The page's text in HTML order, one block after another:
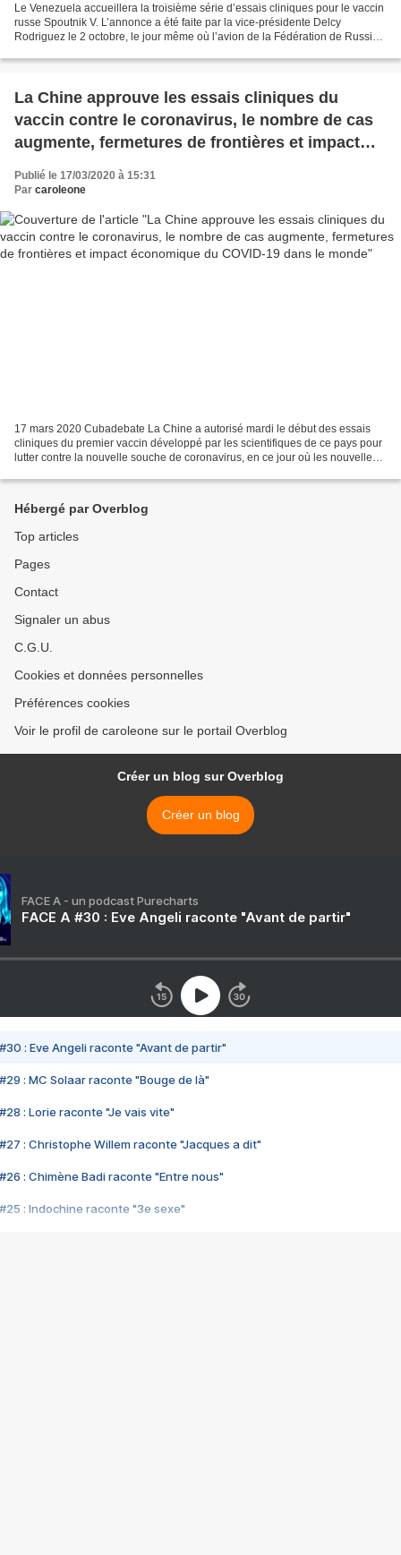
Le Venezuela accueillera la troisième série d’essais cliniques pour le vaccin
russe Spoutnik V. L’annonce a été faite par la vice-présidente Delcy
Rodriguez le 2 octobre, le jour même où l’avion de la Fédération de Russie
La Chine approuve les essais cliniques du
vaccin contre le coronavirus, le nombre de cas
augmente, fermetures de frontières et impact
Publié le 17/03/2020 à 15:31
Par caroleone
17 mars 2020 Cubadebate La Chine a autorisé mardi le début des essais
cliniques du premier vaccin développé par les scientifiques de ce pays pour
lutter contre la nouvelle souche de coronavirus, en ce jour où les nouvelles
Hébergé par Overblog
Top articles
Pages
Contact
Signaler un abus
C.G.U.
Cookies et données personnelles
Préférences cookies
Voir le profil de caroleone sur le portail Overblog
Créer un blog sur Overblog
Créer un blog
FACE A - un podcast Purecharts
FACE A #30 : Eve Angeli raconte "Avant de partir"
#30 : Eve Angeli raconte "Avant de partir"
#29 : MC Solaar raconte "Bouge de là"
#28 : Lorie raconte "Je vais vite"
#27 : Christophe Willem raconte "Jacques a dit"
#26 : Chimène Badi raconte "Entre nous"
#25 : Indochine raconte "3e sexe"